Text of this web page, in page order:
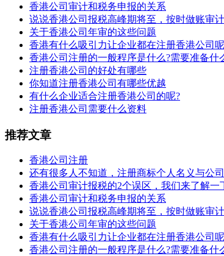
香港公司审计和税务申报的关系
说说香港公司报税高峰期将至，按时做账审
关于香港公司年审的这些问题
香港有什么吸引力让企业都在注册香港公司
香港公司注册的一般程序是什么?需要准备什
注册香港公司的好处有哪些
你知道注册香港公司有哪些优越
有什么企业适合注册香港公司的呢?
注册香港公司需要什么资料
推荐文章
香港公司注册
还有很多人不知道，注册商标个人名义与公
香港公司审计报税的2个误区，我们来了解一
香港公司审计和税务申报的关系
说说香港公司报税高峰期将至，按时做账审
关于香港公司年审的这些问题
香港有什么吸引力让企业都在注册香港公司
香港公司注册的一般程序是什么?需要准备什